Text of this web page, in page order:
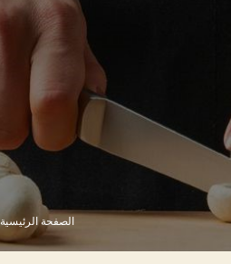
الصفحة الرئيسية